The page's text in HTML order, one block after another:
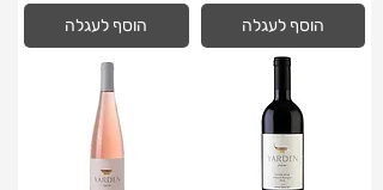
הוסף לעגלה הוסף לעגלה